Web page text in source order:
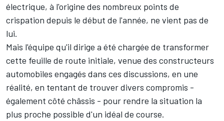
électrique, à l'origine des nombreux points de
crispation depuis le début de l'année, ne vient pas de
lui.
Mais l'équipe qu'il dirige a été chargée de transformer
cette feuille de route initiale, venue des constructeurs
automobiles engagés dans ces discussions, en une
réalité, en tentant de trouver divers compromis -
également côté châssis - pour rendre la situation la
plus proche possible d'un idéal de course.